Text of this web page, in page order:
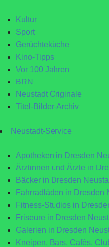
Kultur
Sport
Gerüchteküche
Kino-Tipps
Vor 100 Jahren
BRN
Neustadt Originale
Titel-Bilder-Archiv
Neustadt-Service
Apotheken in Dresden
Ärztinnen und Ärzte in
Bäcker in Dresden
Fahrradläden in Dresden
Fitness-Studios in
Friseure in Dresden
Galerien in Dresden
Kneipen, Bars, Cafés,